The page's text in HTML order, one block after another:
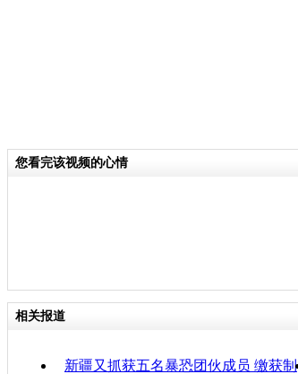
您看完该视频的心情
相关报道
新疆又抓获五名暴恐团伙成员 缴获制